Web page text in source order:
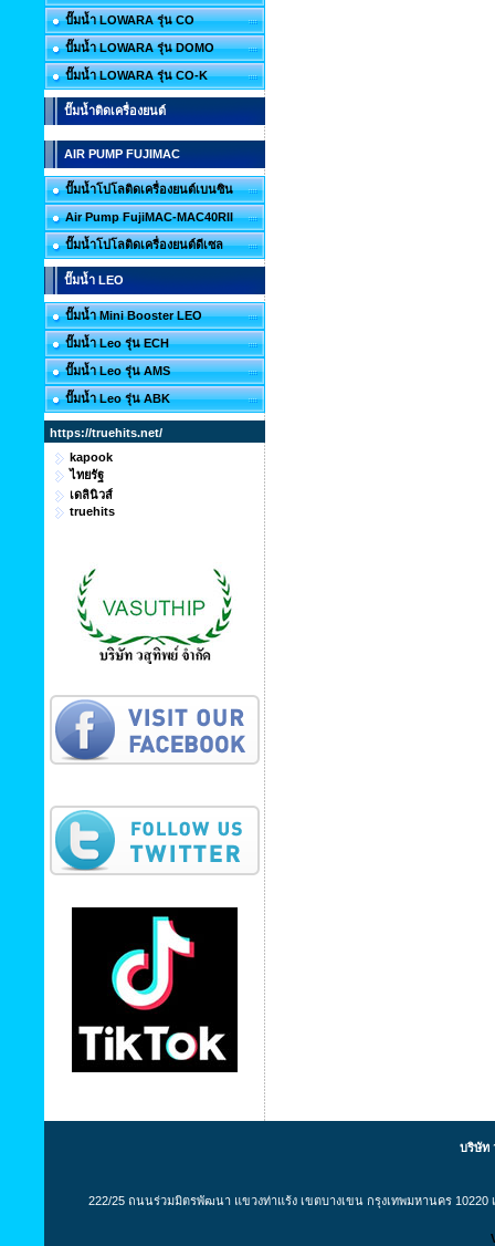
ปั๊มน้ำ LOWARA รุ่น CO
ปั๊มน้ำ LOWARA รุ่น DOMO
ปั๊มน้ำ LOWARA รุ่น CO-K
ปั๊มน้ำติดเครื่องยนต์
AIR PUMP FUJIMAC
ปั๊มน้ำโปโลติดเครื่องยนต์เบนซิน
Air Pump FujiMAC-MAC40RII
ปั๊มน้ำโปโลติดเครื่องยนต์ดีเซล
ปั๊มน้ำ LEO
ปั๊มน้ำ Mini Booster LEO
ปั๊มน้ำ Leo รุ่น ECH
ปั๊มน้ำ Leo รุ่น AMS
ปั๊มน้ำ Leo รุ่น ABK
https://truehits.net/
kapook
ไทยรัฐ
เดลินิวส์
truehits
บริษัท
222/25 ถนนร่วมมิตรพัฒนา แขวงท่าแร้ง เขตบางเขน กรุงเทพมหานคร 10220